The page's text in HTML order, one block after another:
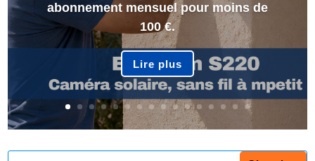
abonnement mensuel pour moins de
100 €.
Lire plus